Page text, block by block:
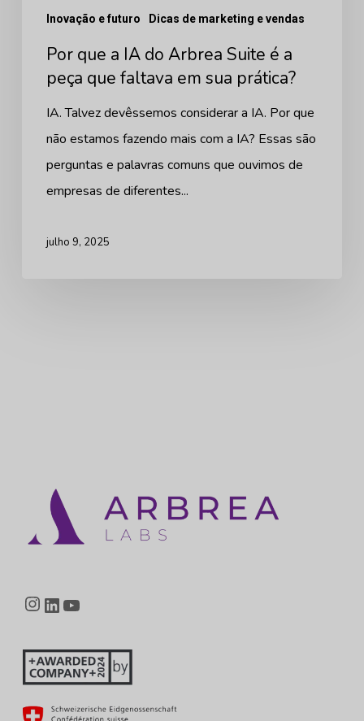
peça
faltava
Inovação e futuro Dicas de marketing e vendas
Por que a IA do Arbrea Suite é a
peça que faltava em sua prática?
IA. Talvez devêssemos considerar a IA. Por que
não estamos fazendo mais com a IA? Essas são
perguntas e palavras comuns que ouvimos de
empresas de diferentes...
julho 9, 2025
Instagram
LinkedIn